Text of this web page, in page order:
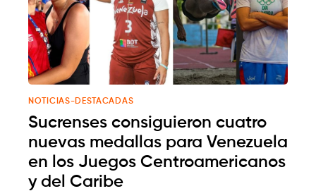
NOTICIAS-DESTACADAS
Sucrenses consiguieron cuatro
nuevas medallas para Venezuela
en los Juegos Centroamericanos
y del Caribe